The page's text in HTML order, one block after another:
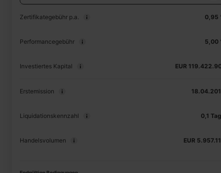
Zertifikategebühr p.a. 0,95
Performancegebühr 5,00
Investiertes Kapital EUR
Erstemission
Liquidationskennzahl 0,1
Handelsvolumen EUR